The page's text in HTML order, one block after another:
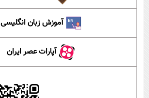
آموزش زبان انگلیسی
آپارات عصر ایران